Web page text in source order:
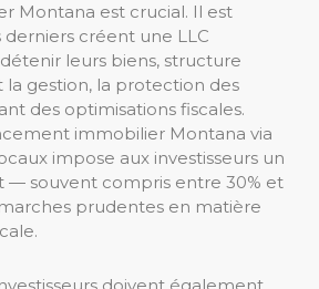
Montana est crucial. Il est
créent une LLC
leurs biens, structure
la gestion, la protection des
des optimisations fiscales.
immobilier Montana via
impose aux investisseurs un
souvent compris entre 30% et
prudentes en matière